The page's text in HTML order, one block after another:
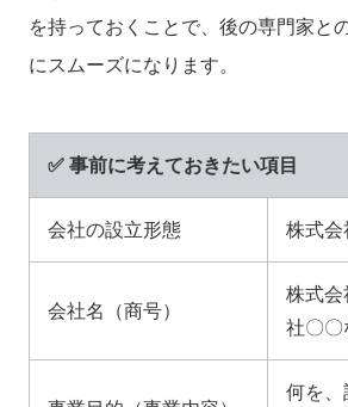
を持っておくことで、後の専門家と
にスムーズになります。
✅ 事前に考えておきたい項目
会社の設立形態 株式会
会社名（商号）
株式会
社〇〇
何を、